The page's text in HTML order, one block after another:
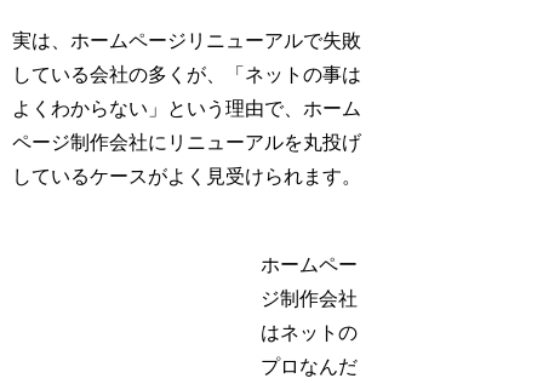
実は、ホームページリニューアルで失敗
している会社の多くが、「ネットの事は
よくわからない」という理由で、ホーム
ページ制作会社にリニューアルを丸投げ
しているケースがよく見受けられます。
ホームペー
ジ制作会社
はネットの
プロなんだ